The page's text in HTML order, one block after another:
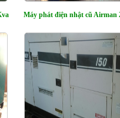
Máy phát điện nhật cũ Airman